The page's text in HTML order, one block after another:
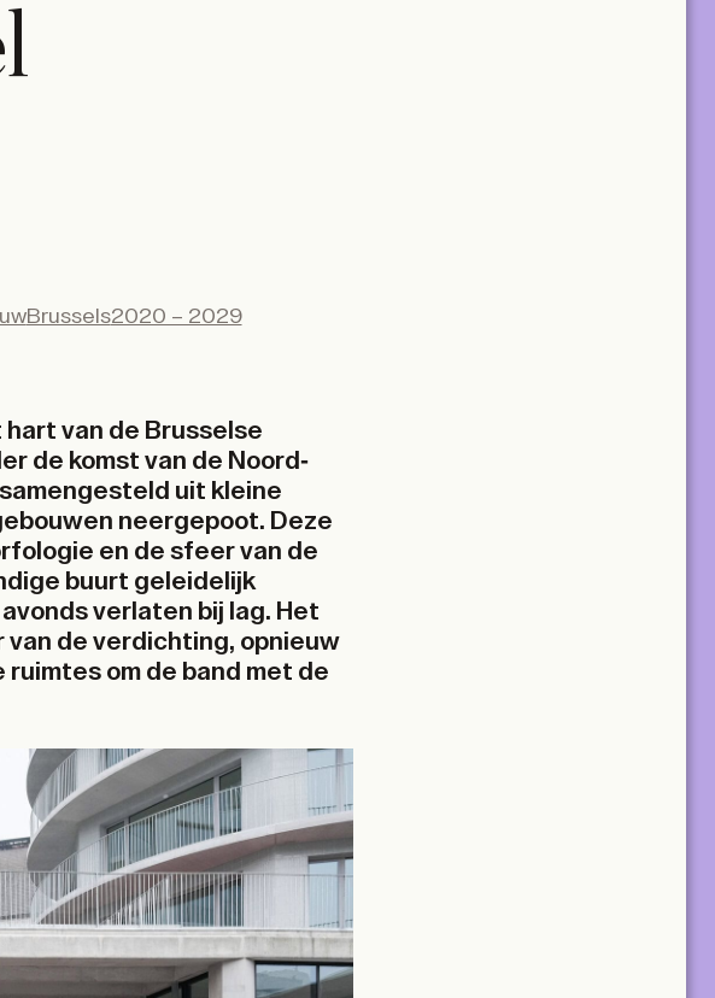
Brussels2020 – 2029
van de Brusselse
de komst van de Noord-
uit kleine
neergepoot. Deze
en de sfeer van de
buurt geleidelijk
verlaten bij lag. Het
de verdichting, opnieuw
om de band met de